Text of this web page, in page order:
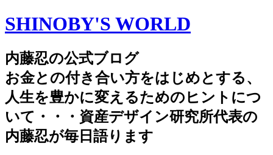
SHINOBY'S WORLD
内藤忍の公式ブログ
お金との付き合い方をはじめとする、
人生を豊かに変えるためのヒントにつ
いて・・・資産デザイン研究所代表の
内藤忍が毎日語ります